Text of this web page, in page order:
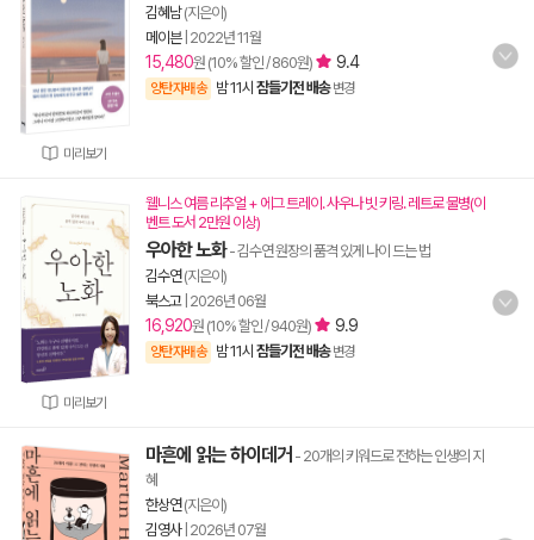
미리보기
김혜남(지은이)
메이븐| 2022년 11월
15,480원 (10% 할인 / 860원) 9.4
양탄자배송 밤 11시 잠들기전 배송 변경
미리보기
웰니스 여름 리추얼 + 에그 트레이. 사우나 빗 키링. 레트로 물병(이
벤트 도서 2만원 이상)
우아한 노화- 김수연 원장의 품격 있게 나이 드는 법
김수연(지은이)
북스고| 2026년 06월
16,920원 (10% 할인 / 940원) 9.9
양탄자배송 밤 11시 잠들기전 배송 변경
마흔에 읽는 하이데거 - 20개의 키워드로 전하는 인생의 지
혜
한상연(지은이)
김영사| 2026년 07월